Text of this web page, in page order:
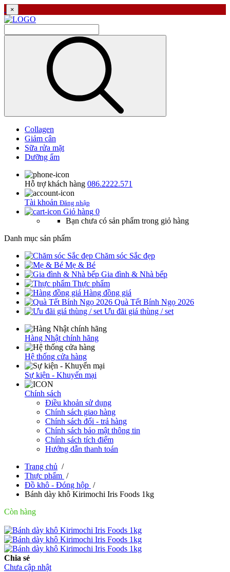
×
Collagen
Giảm cân
Sữa rửa mặt
Dưỡng ẩm
Hỗ trợ khách hàng 086.2222.571
Tài khoản Đăng nhập
Giỏ hàng 0
Bạn chưa có sản phẩm trong giỏ hàng
Danh mục sản phẩm
Chăm sóc Sắc đẹp
Mẹ & Bé
Gia đình & Nhà bếp
Thực phẩm
Hàng đồng giá
Quà Tết Bính Ngọ 2026
Ưu đãi giá thùng / set
Hàng Nhật chính hãng
Hệ thống cửa hàng
Sự kiện - Khuyến mại
Chính sách
Điều khoản sử dụng
Chính sách giao hàng
Chính sách đổi - trả hàng
Chính sách bảo mật thông tin
Chính sách tích điểm
Hướng dẫn thanh toán
Trang chủ /
Thực phẩm /
Đồ khô - Đóng hộp /
Bánh dày khô Kirimochi Iris Foods 1kg
Còn hàng
Chia sẻ
Chưa cập nhật